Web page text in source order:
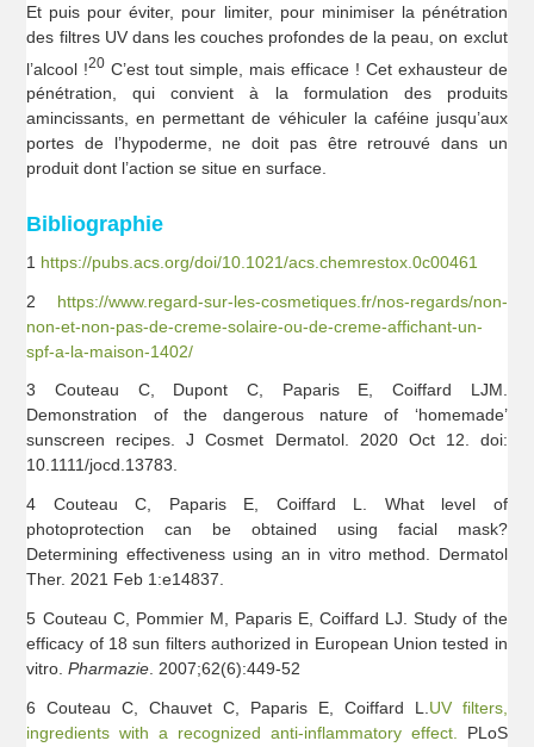
Et puis pour éviter, pour limiter, pour minimiser la pénétration
des filtres UV dans les couches profondes de la peau, on exclut
l’alcool !20 C’est tout simple, mais efficace ! Cet exhausteur de
pénétration, qui convient à la formulation des produits
amincissants, en permettant de véhiculer la caféine jusqu’aux
portes de l’hypoderme, ne doit pas être retrouvé dans un
produit dont l’action se situe en surface.
Bibliographie
1 https://pubs.acs.org/doi/10.1021/acs.chemrestox.0c00461
2 https://www.regard-sur-les-cosmetiques.fr/nos-regards/non-
non-et-non-pas-de-creme-solaire-ou-de-creme-affichant-un-
spf-a-la-maison-1402/
3 Couteau C, Dupont C, Paparis E, Coiffard LJM.
Demonstration of the dangerous nature of ‘homemade’
sunscreen recipes. J Cosmet Dermatol. 2020 Oct 12. doi:
10.1111/jocd.13783.
4 Couteau C, Paparis E, Coiffard L. What level of
photoprotection can be obtained using facial mask?
Determining effectiveness using an in vitro method. Dermatol
Ther. 2021 Feb 1:e14837.
5 Couteau C, Pommier M, Paparis E, Coiffard LJ. Study of the
efficacy of 18 sun filters authorized in European Union tested in
vitro.Pharmazie. 2007;62(6):449-52
6 Couteau C, Chauvet C, Paparis E, Coiffard L. UV filters,
ingredients with a recognized anti-inflammatory effect.
PLoS